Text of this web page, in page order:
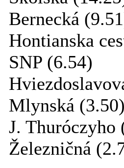
Bernecká
Hontianska
SNP (6.54)
Mlynská (3.50)
J. Thuróczyho
Železničná